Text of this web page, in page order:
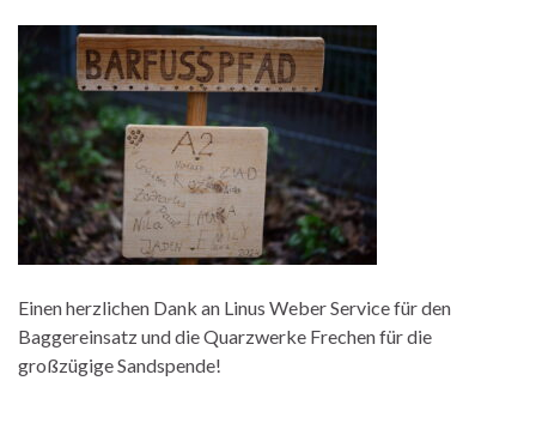
Einen herzlichen Dank an Linus Weber Service für den
Baggereinsatz und die Quarzwerke Frechen für die
großzügige Sandspende!